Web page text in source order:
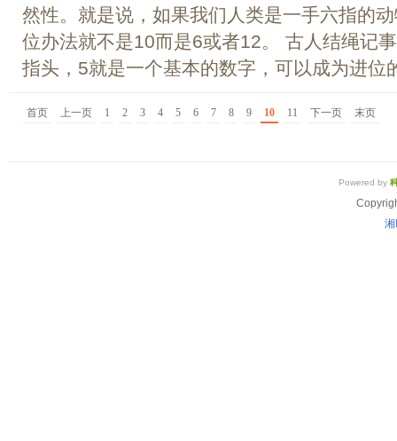
然性。就是说，如果我们人类是一手六指的
位办法就不是10而是6或者12。 古人结绳记
指头，5就是一个基本的数字，可以成为进位
首页 上一页 1 2 3 4 5 6 7 8 9 10 11 下一页 末页
Powered by